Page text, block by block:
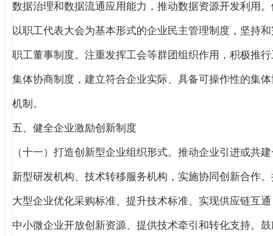
数据治理和数据流通应用能力，推动数据资源开发利用
以职工代表大会为基本形式的企业民主管理制度，坚持
职工董事制度。注重发挥工会等群团组织作用，积极推
集体协商制度，建立符合企业实际、具备可操作性的集
机制。
五、健全企业激励创新制度
（十一）打造创新型企业组织形式。推动企业引进或共
新型研发机构、技术转移服务机构，实施协同创新合作
大型企业优化采购标准、提升技术标准、实现供应链互
中小微企业开放创新资源、提供技术牵引和转化支持。